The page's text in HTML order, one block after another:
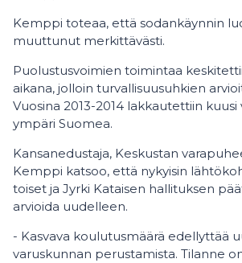
Kemppi toteaa, että sodankäynnin
muuttunut merkittävästi.
Puolustusvoimien toimintaa
aikana, jolloin turvallisuusuhkien
Vuosina 2013-2014 lakkautettiin
ympäri Suomea.
Kansanedustaja, Keskustan
Kemppi katsoo, että nykyisin
toiset ja Jyrki Kataisen hallituksen
arvioida uudelleen.
- Kasvava koulutusmäärä edellyttää
varuskunnan perustamista. Tilanne